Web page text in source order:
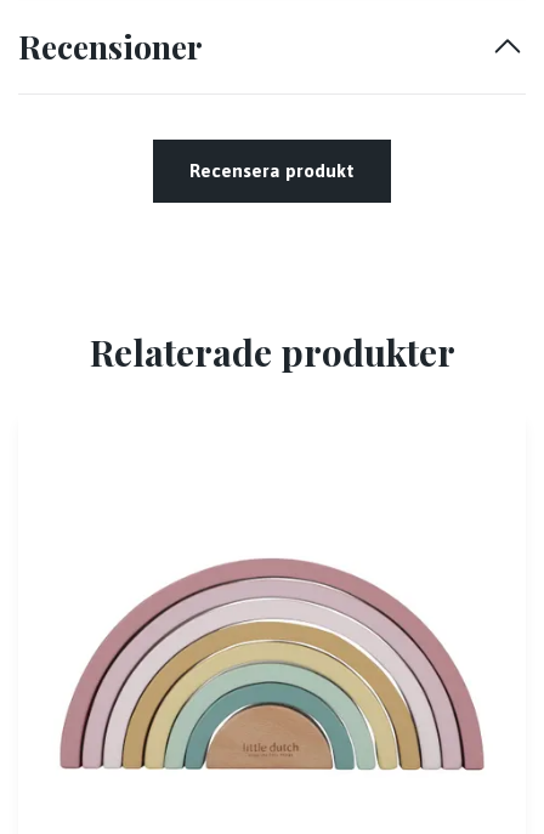
Recensioner
Recensera produkt
Relaterade produkter